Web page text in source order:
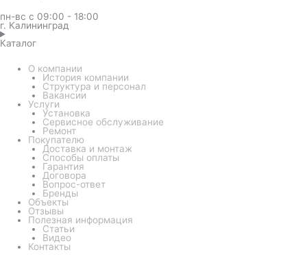
пн-вс с 09:00 - 18:00
г. Калининград
Каталог
О компании
История компании
Структура и персонал
Вакансии
Услуги
Установка
Сервисное обслуживание
Ремонт
Покупателю
Доставка и монтаж
Способы оплаты
Гарантия
Договора
Вопрос-ответ
Бренды
Объекты
Отзывы
Полезная информация
Статьи
Видео
Контакты